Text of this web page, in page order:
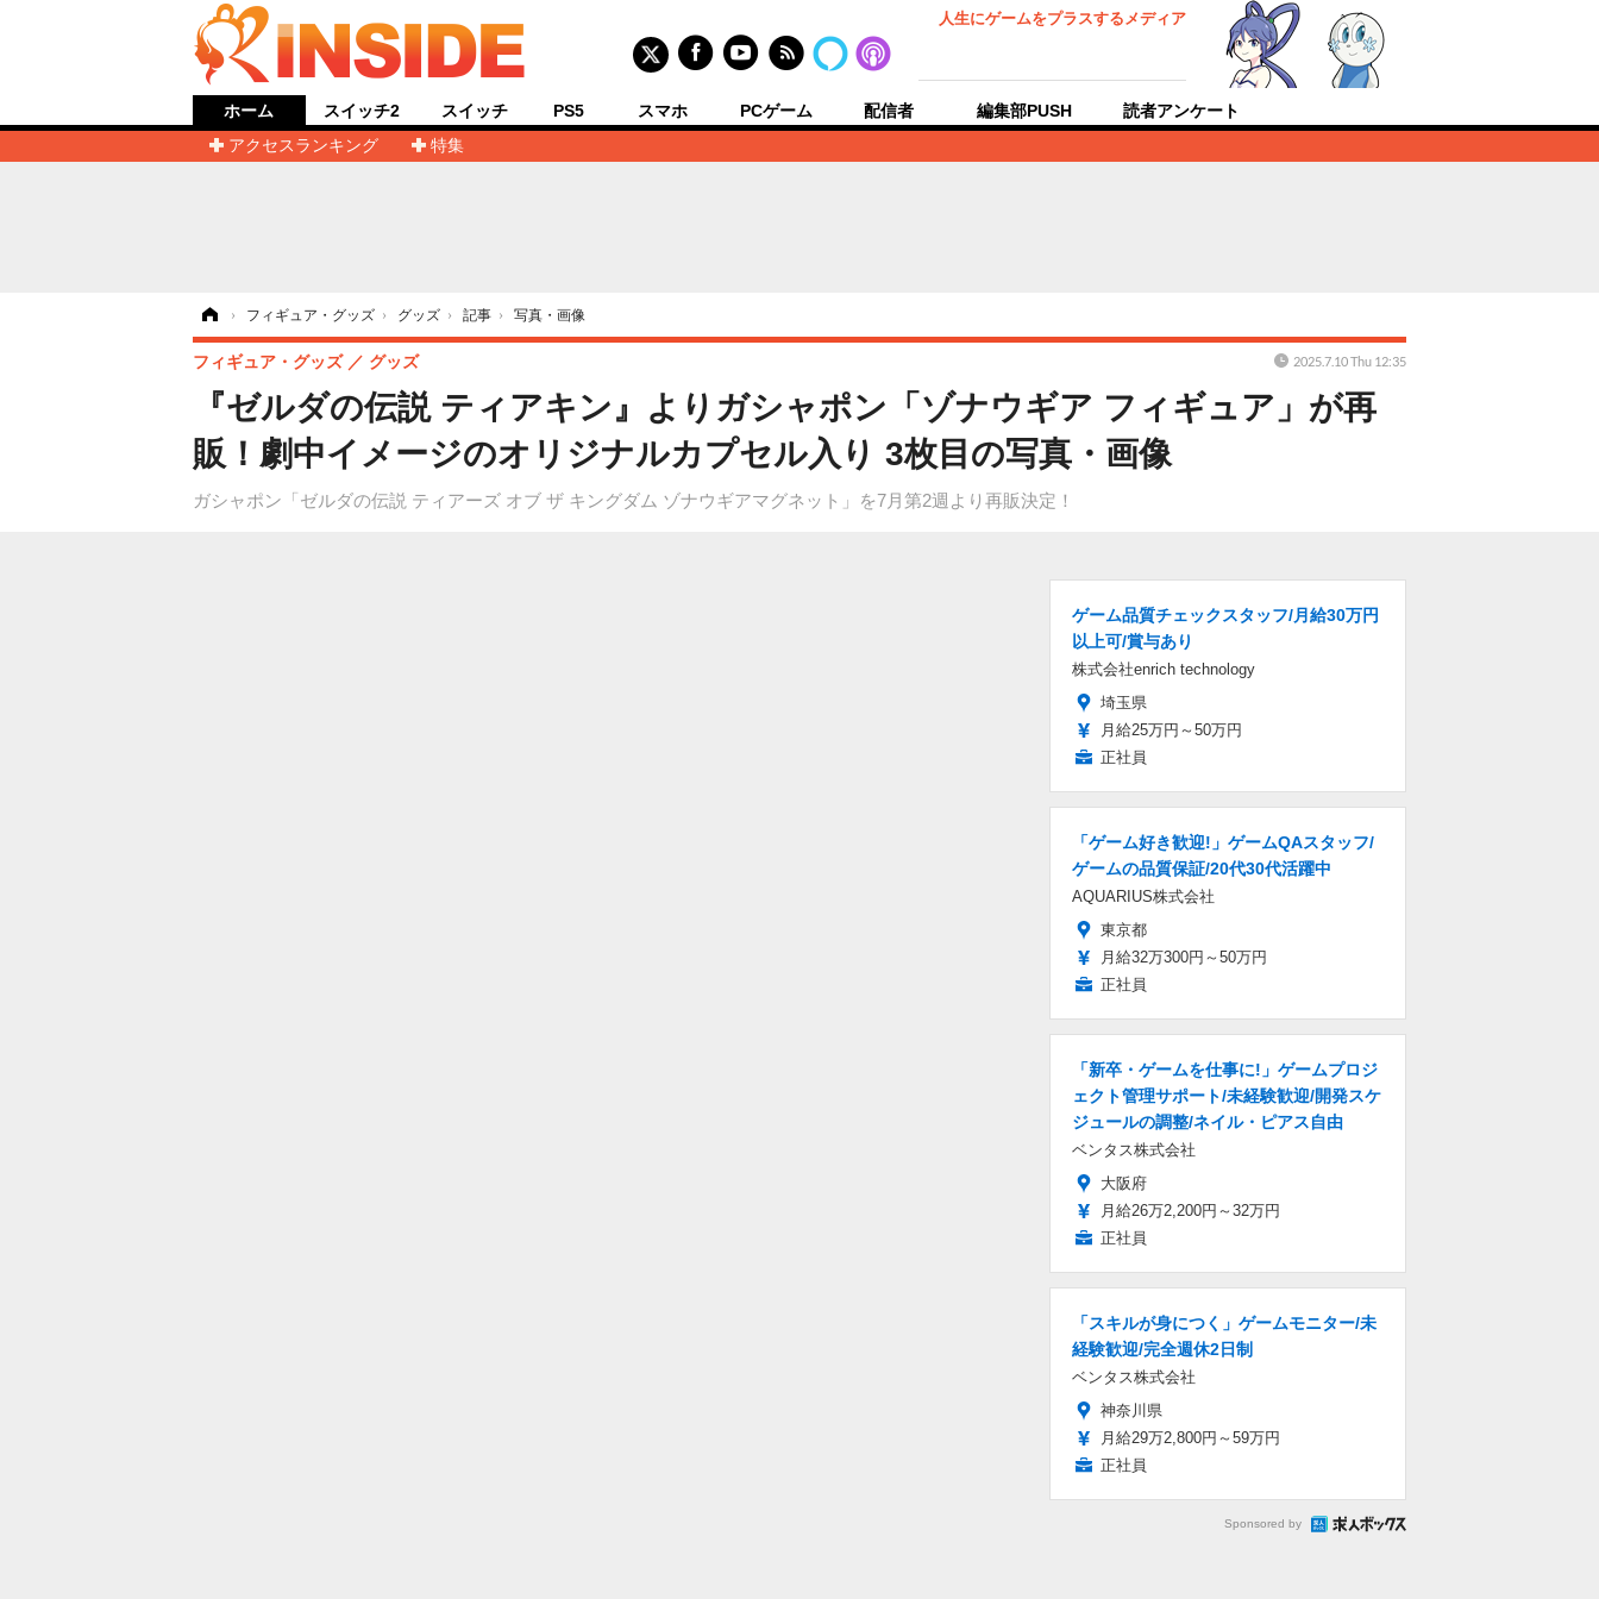
人生にゲームをプラスするメディア
ホーム
アクセスランキング
特集
スイッチ2 スイッチ PS5 スマホ PCゲーム 配信者 編集部PUSH 読者アンケート
› フィギュア・グッズ › グッズ › 記事 › 写真・画像
『ゼルダの伝説 ティアキン』よりガシャポン「ゾナウギア フィギュア」が再
販！劇中イメージのオリジナルカプセル入り 3枚目の写真・画像
ガシャポン「ゼルダの伝説 ティアーズ オブ ザ キングダム ゾナウギアマグネット」を7月第2週より再販決定！
フィギュア・グッズ グッズ 2025.7.10 Thu 12:35
ゲーム品質チェックスタッフ/月給30万円
以上可/賞与あり
株式会社enrich technology
埼玉県
月給25万円～50万円
正社員
「ゲーム好き歓迎!」ゲームQAスタッフ/
ゲームの品質保証/20代30代活躍中
AQUARIUS株式会社
東京都
月給32万300円～50万円
正社員
「新卒・ゲームを仕事に!」ゲームプロジ
ェクト管理サポート/未経験歓迎/開発スケ
ジュールの調整/ネイル・ピアス自由
ベンタス株式会社
大阪府
月給26万2,200円～32万円
正社員
「スキルが身につく」ゲームモニター/未
経験歓迎/完全週休2日制
ベンタス株式会社
神奈川県
月給29万2,800円～59万円
正社員
Sponsored by